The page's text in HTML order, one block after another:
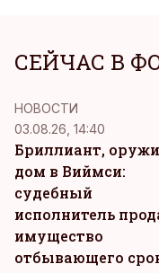
СЕЙЧАС В
НОВОСТИ
03.08.26, 14:40
Бриллиант,
дом в Виймси:
судебный
исполнитель
имущество
отбывающего